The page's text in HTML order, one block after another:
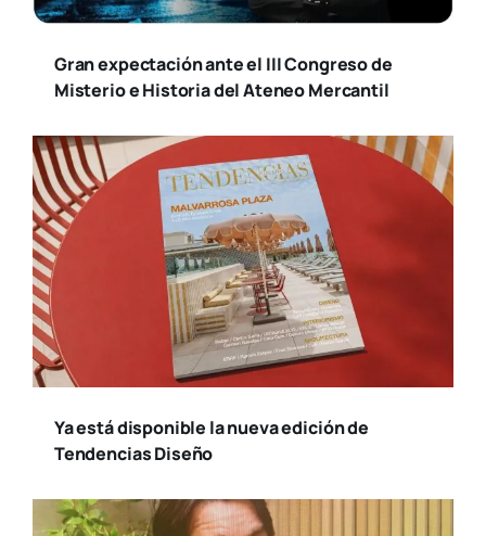
Gran expectación ante el III Congreso de
Misterio e Historia del Ateneo Mercantil
Ya está disponible la nueva edición de
Tendencias Diseño